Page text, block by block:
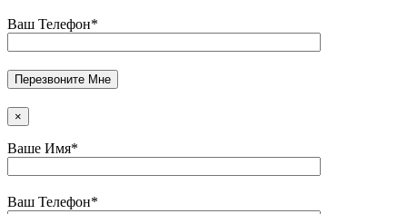
Ваш Телефон*
×
Ваше Имя*
Ваш Телефон*